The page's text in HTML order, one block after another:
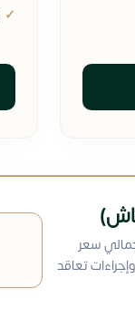
سعر
تعاقد